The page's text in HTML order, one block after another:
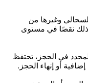
وغيرها من
ذلك نقصًا في مستوى
في الحجز، تحتفظ